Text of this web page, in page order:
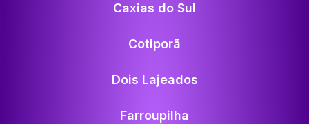
Caxias do Sul
Cotiporã
Dois Lajeados
Farroupilha